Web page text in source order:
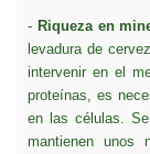
- Riqueza en
levadura de
intervenir en el
proteínas, es
en las células.
mantienen unos